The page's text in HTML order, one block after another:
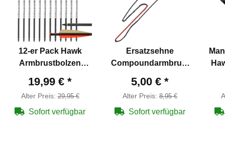
12-er Pack Hawk
Armbrustbolzen
ø 8,8 mm
19,99 € *
Alter Preis:29,95 €
Sofort verfügbar
Ersatzsehne
Compoundarmbrust
XB52 Serie
5,00 € *
Alter Preis: 8,95 €
Sofort verfügbar